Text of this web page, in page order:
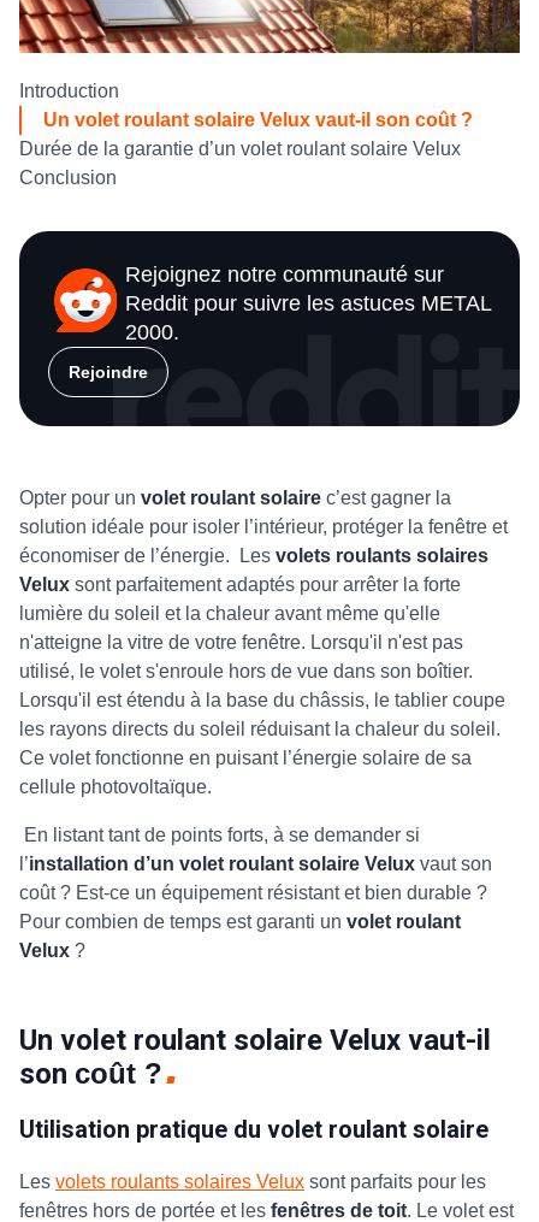
Introduction
Un volet roulant solaire Velux vaut-il son coût ?
Durée de la garantie d’un volet roulant solaire Velux
Conclusion
Rejoignez notre communauté sur
Reddit pour suivre les astuces METAL
2000.
Rejoindre
Opter pour un volet roulant solaire c’est gagner la
solution idéale pour isoler l’intérieur, protéger la fenêtre et
économiser de l’énergie. Les volets roulants solaires
Velux sont parfaitement adaptés pour arrêter la forte
lumière du soleil et la chaleur avant même qu'elle
n'atteigne la vitre de votre fenêtre. Lorsqu'il n'est pas
utilisé, le volet s'enroule hors de vue dans son boîtier.
Lorsqu'il est étendu à la base du châssis, le tablier coupe
les rayons directs du soleil réduisant la chaleur du soleil.
Ce volet fonctionne en puisant l’énergie solaire de sa
cellule photovoltaïque.
En listant tant de points forts, à se demander si
l’installation d’un volet roulant solaire Velux vaut son
coût ? Est-ce un équipement résistant et bien durable ?
Pour combien de temps est garanti un volet roulant
Velux ?
Un volet roulant solaire Velux vaut-il
son coût ?
Utilisation pratique du volet roulant solaire
Les volets roulants solaires Velux sont parfaits pour les
fenêtres hors de portée et les fenêtres de toit. Le volet est